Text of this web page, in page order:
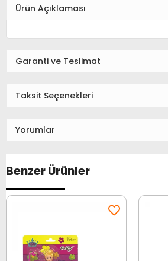
Ürün Açıklaması
Garanti ve Teslimat
Taksit Seçenekleri
Yorumlar
Benzer Ürünler